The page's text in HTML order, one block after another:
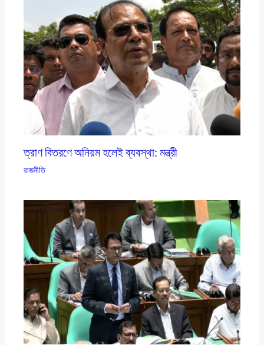
ত্রাণ বিতরণে অনিয়ম হলেই ব্যবস্থা: মন্ত্রী
রাজনীতি